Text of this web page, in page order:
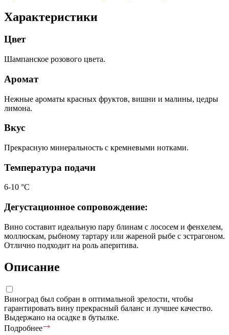
Характеристики
Цвет
Шампанское розового цвета.
Аромат
Нежные ароматы красных фруктов, вишни и малины, цедры
лимона.
Вкус
Прекрасную минеральность с кремневыми нотками.
Температура подачи
6-10 °С
Дегустационное сопровождение:
Вино составит идеальную пару блинам с лососем и фенхелем,
моллюскам, рыбному тартару или жареной рыбе с эстрагоном.
Отлично подходит на роль аперитива.
Описание
Виноград был собран в оптимальной зрелости, чтобы
гарантировать вину прекрасный баланс и лучшее качество.
Выдержано на осадке в бутылке.
Подробнее